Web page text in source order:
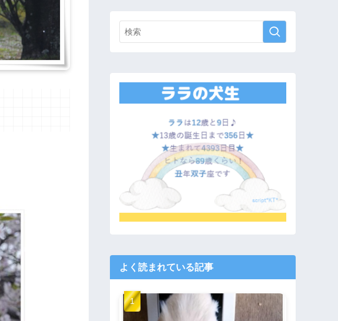
よく読まれている記事